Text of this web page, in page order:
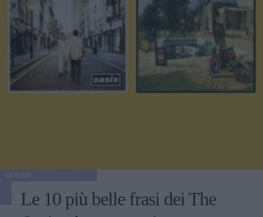
Le 10 più belle frasi dei The